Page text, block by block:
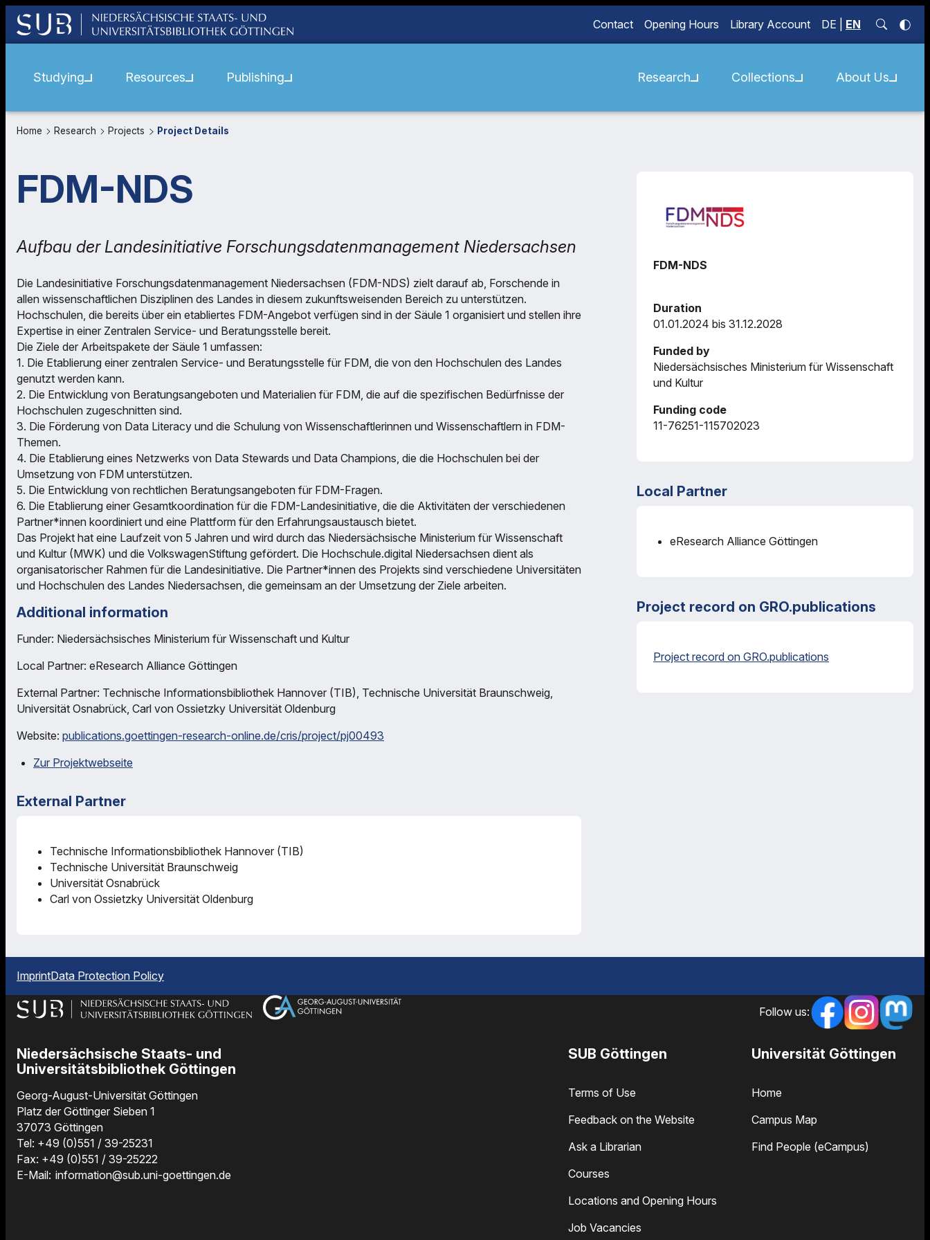
Contact Opening Hours Library Account DE EN
Studying Resources Publishing Research Collections About Us
Home Research Projects Project Details
FDM-NDS
Aufbau der Landesinitiative Forschungsdatenmanagement Niedersachsen
Die Landesinitiative Forschungsdatenmanagement Niedersachsen (FDM-NDS) zielt darauf ab, Forschende in
allen wissenschaftlichen Disziplinen des Landes in diesem zukunftsweisenden Bereich zu unterstützen.
Hochschulen, die bereits über ein etabliertes FDM-Angebot verfügen sind in der Säule 1 organisiert und stellen ihre
Expertise in einer Zentralen Service- und Beratungsstelle bereit.
Die Ziele der Arbeitspakete der Säule 1 umfassen:
1. Die Etablierung einer zentralen Service- und Beratungsstelle für FDM, die von den Hochschulen des Landes
genutzt werden kann.
2. Die Entwicklung von Beratungsangeboten und Materialien für FDM, die auf die spezifischen Bedürfnisse der
Hochschulen zugeschnitten sind.
3. Die Förderung von Data Literacy und die Schulung von Wissenschaftlerinnen und Wissenschaftlern in FDM-
Themen.
4. Die Etablierung eines Netzwerks von Data Stewards und Data Champions, die die Hochschulen bei der
Umsetzung von FDM unterstützen.
5. Die Entwicklung von rechtlichen Beratungsangeboten für FDM-Fragen.
6. Die Etablierung einer Gesamtkoordination für die FDM-Landesinitiative, die die Aktivitäten der verschiedenen
Partner*innen koordiniert und eine Plattform für den Erfahrungsaustausch bietet.
Das Projekt hat eine Laufzeit von 5 Jahren und wird durch das Niedersächsische Ministerium für Wissenschaft
und Kultur (MWK) und die VolkswagenStiftung gefördert. Die Hochschule.digital Niedersachsen dient als
organisatorischer Rahmen für die Landesinitiative. Die Partner*innen des Projekts sind verschiedene Universitäten
und Hochschulen des Landes Niedersachsen, die gemeinsam an der Umsetzung der Ziele arbeiten.
Additional information
Funder: Niedersächsisches Ministerium für Wissenschaft und Kultur
Local Partner: eResearch Alliance Göttingen
External Partner: Technische Informationsbibliothek Hannover (TIB), Technische Universität Braunschweig,
Universität Osnabrück, Carl von Ossietzky Universität Oldenburg
Website: publications.goettingen-research-online.de/cris/project/pj00493
Zur Projektwebseite
External Partner
Technische Informationsbibliothek Hannover (TIB)
Technische Universität Braunschweig
Universität Osnabrück
Carl von Ossietzky Universität Oldenburg
FDM-NDS
Duration
01.01.2024 bis 31.12.2028
Funded by
Niedersächsisches Ministerium für Wissenschaft
und Kultur
Funding code
11-76251-115702023
Local Partner
eResearch Alliance Göttingen
Project record on GRO.publications
Project record on GRO.publications
ImprintData Protection Policy
Follow us:
Niedersächsische Staats- und
Universitätsbibliothek Göttingen
Georg-August-Universität Göttingen
Platz der Göttinger Sieben 1
37073 Göttingen
Tel: +49 (0)551 / 39-25231
Fax: +49 (0)551 / 39-25222
E-Mail: information@sub.uni-goettingen.de
SUB Göttingen
Terms of Use
Feedback on the Website
Ask a Librarian
Courses
Locations and Opening Hours
Job Vacancies
Universität Göttingen
Home
Campus Map
Find People (eCampus)